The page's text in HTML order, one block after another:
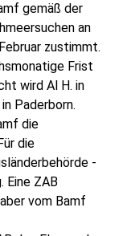
gemäß der
an
zustimmt.
Frist
wird Al H. in
Paderborn.
die
die
-
Eine ZAB
vom Bamf